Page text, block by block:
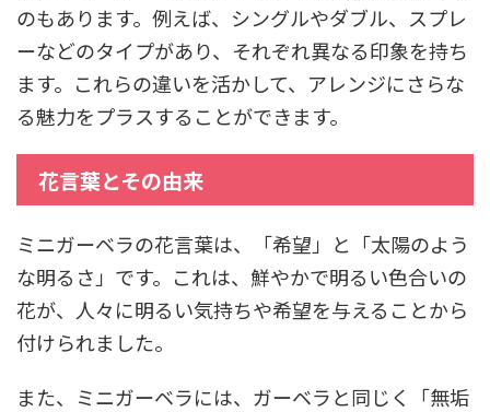
のもあります。例えば、シングルやダブル、スプレ
ーなどのタイプがあり、それぞれ異なる印象を持ち
ます。これらの違いを活かして、アレンジにさらな
る魅力をプラスすることができます。
花言葉とその由来
ミニガーベラの花言葉は、「希望」と「太陽のよう
な明るさ」です。これは、鮮やかで明るい色合いの
花が、人々に明るい気持ちや希望を与えることから
付けられました。
また、ミニガーベラには、ガーベラと同じく「無垢